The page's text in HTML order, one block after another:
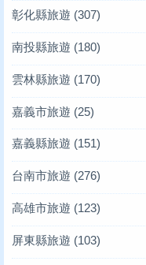
彰化縣旅遊 (307)
南投縣旅遊 (180)
雲林縣旅遊 (170)
嘉義市旅遊 (25)
嘉義縣旅遊 (151)
台南市旅遊 (276)
高雄市旅遊 (123)
屏東縣旅遊 (103)